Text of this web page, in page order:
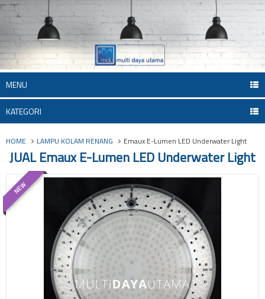
MENU
KATEGORI
HOME LAMPU KOLAM RENANG Emaux E-Lumen LED Underwater Light
JUAL Emaux E-Lumen LED Underwater Light
NEW